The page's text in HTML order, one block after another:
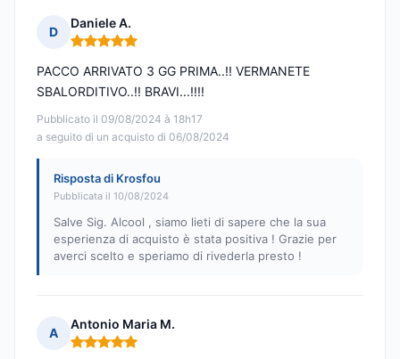
D
Daniele A.
Nota: 5 su 5
Pubblicato il 09/08/2024 à 18h17
a seguito di un acquisto di 06/08/2024
PACCO ARRIVATO 3 GG PRIMA..!! VERMANETE
SBALORDITIVO..!! BRAVI...!!!!
Risposta di Krosfou
Pubblicata il 10/08/2024
Salve Sig. Alcool , siamo lieti di sapere che la sua
esperienza di acquisto è stata positiva ! Grazie per
averci scelto e speriamo di rivederla presto !
A
Antonio Maria M.
Nota: 5 su 5